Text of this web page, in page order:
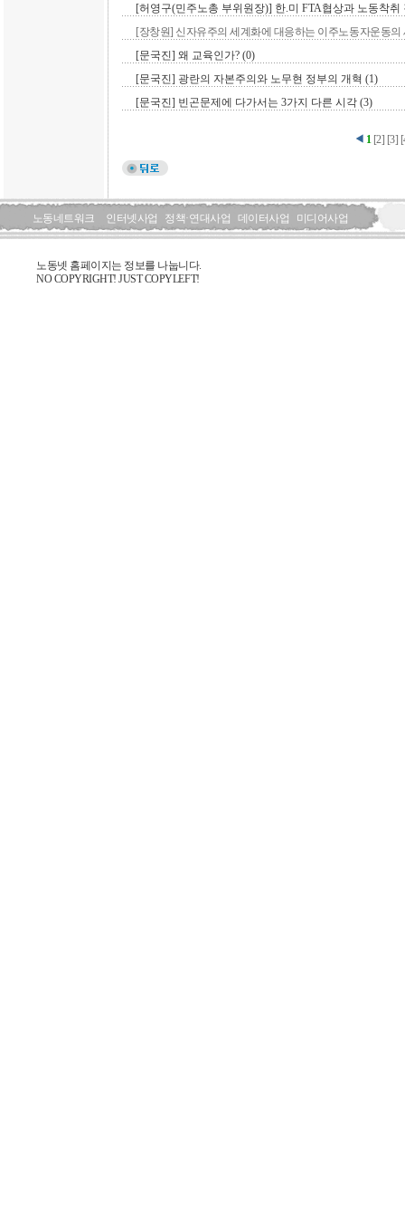
[허영구(민주노총 부위원장)] 한.미 FTA협상과 노동착취
[장창원] 신자유주의 세계화에 대응하는 이주노동자운동의
[문국진] 왜 교육인가? (0)
[문국진] 광란의 자본주의와 노무현 정부의 개혁 (1)
[문국진] 빈곤문제에 다가서는 3가지 다른 시각 (3)
1 [2] [3] [
노동네트워크 인터넷사업 정책·연대사업 데이터사업 미디어사업
노동넷 홈페이지는 정보를 나눕니다.
NO COPYRIGHT! JUST COPYLEFT!